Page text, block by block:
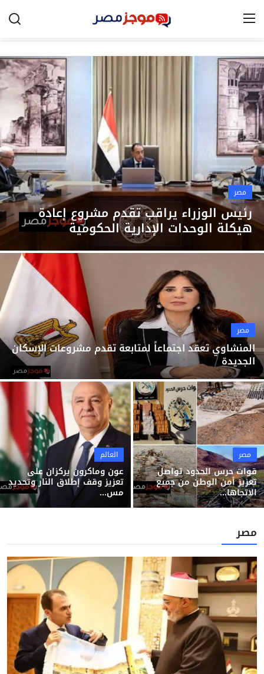
الرئيسية
مصر
الخليج
العالم
الرياضة
اقتصاد
تكنولوجيا
التعليم
منوعات
مصر
رئيس الوزراء يراقب تقدم مشروع إعادة
هيكلة الوحدات الإدارية الحكومية
مصر
المنشاوي تعقد اجتماعاً لمتابعة تقدم مشروعات الإسكان
الجديدة
مصر
قوات حرس الحدود تواصل
تعزيز أمن الوطن من جميع
الاتجاها...
العالم
عون وماكرون يركزان على
تعزيز وقف إطلاق النار وتحديد
مس...
مصر